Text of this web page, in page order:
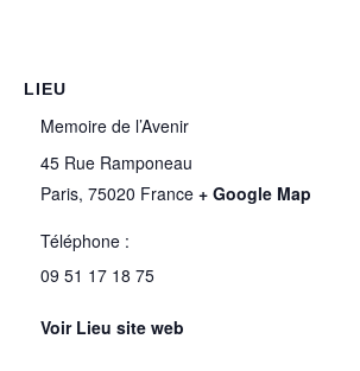
LIEU
Memoire de l’Avenir
45 Rue Ramponeau
Paris, 75020 France + Google Map
Téléphone :
09 51 17 18 75
Voir Lieu site web